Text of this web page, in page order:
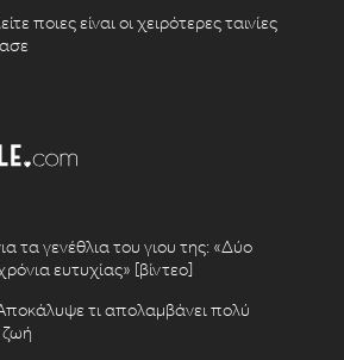
ποιες είναι οι χειρότερες ταινίες
τα γενέθλια του γιου της: «Δύο
ευτυχίας» [βίντεο]
τι απολαμβάνει πολύ